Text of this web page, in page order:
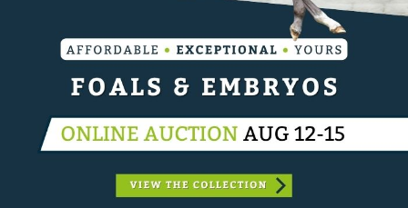
PAARDEN:MAJOR TOM
CATEGORIËN:SPORTNIEUWS,SHOWJUMPING,WERELDBEKER